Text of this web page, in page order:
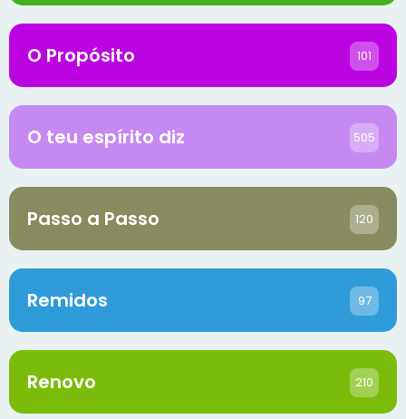
O Propósito 101
O teu espírito diz 505
Passo a Passo 120
Remidos 97
Renovo 210